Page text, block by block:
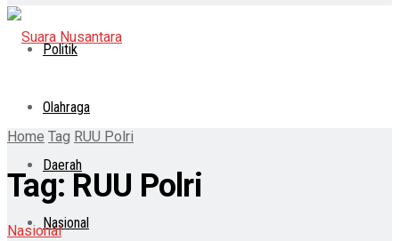
Politik
Olahraga
Daerah
Nasional
Home Tag RUU Polri
Tag: RUU Polri
Nasional